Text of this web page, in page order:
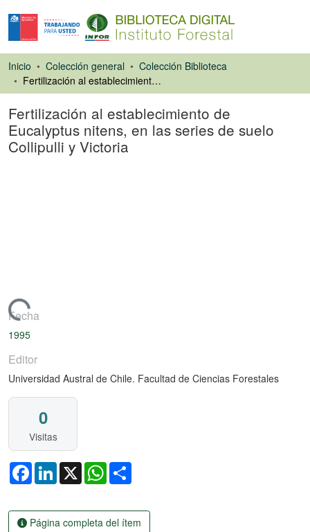
Inicio Colección general
Colección Biblioteca
Fertilización al establecimiento de Eucalyptus nitens, en las series de suelo Collipulli y Victoria
Fertilización al establecimiento de
Eucalyptus nitens, en las series de suelo
Collipulli y Victoria
Cargando...
Fecha
1995
Editor
Universidad Austral de Chile. Facultad de Ciencias Forestales
0
Visitas
FacebookLinkedIn
X WhatsApp
Página completa del ítem